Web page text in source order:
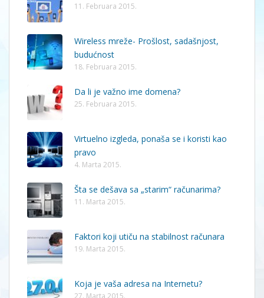
11. Februara 2015.
Wireless mreže- Prošlost, sadašnjost,
budućnost
18. Februara 2015.
Da li je važno ime domena?
25. Februara 2015.
Virtuelno izgleda, ponaša se i koristi kao
pravo
4. Marta 2015.
Šta se dešava sa „starim“ računarima?
11. Marta 2015.
Faktori koji utiču na stabilnost računara
19. Marta 2015.
Koja je vaša adresa na Internetu?
27. Marta 2015.